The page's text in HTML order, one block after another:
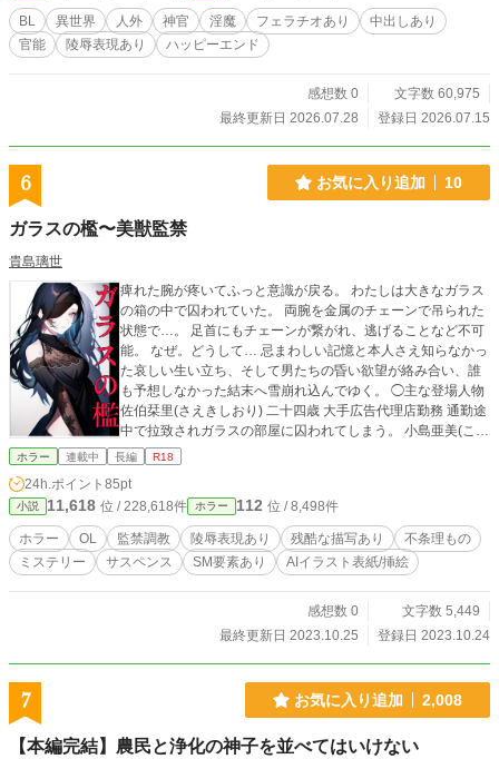
す。
BL 異世界 人外 神官 淫魔 フェラチオあり
中出しあり
官能
陵辱表現あり ハッピーエンド
感想数 0
文字数 60,975
最終更新日 2026.07.28
登録日 2026.07.15
6 お気に入り追加 10
ガラスの檻〜美獣監禁
貴島璃世
痺れた腕が疼いてふっと意識が戻る。 わたしは大きなガラス
の箱の中で囚われていた。 両腕を金属のチェーンで吊られた
状態で…。 足首にもチェーンが繋がれ、逃げることなど不可
能。 なぜ。どうして… 忌まわしい記憶と本人さえ知らなかっ
た哀しい生い立ち、そして男たちの昏い欲望が絡み合い、誰
も予想しなかった結末へ雪崩れ込んでゆく。 ◯主な登場人物
佐伯栞里(さえきしおり) 二十四歳 大手広告代理店勤務 通勤途
中で拉致されガラスの部屋に囚われてしまう。 小島亜美(こじ
まあみ) 佐伯栞里の同僚 仕事で栞里と連絡を取る必要があ
じゅんや) 栞里の弟 島田光一（しまだこういち） 栞里の義理
の兄 御厨智(みくりやさとし) 佐伯栞里の恋人 白岡大輝（しら
おかだいき） 東興大学附属病院長にして東興大学医学部学長
会員制倶楽部"Salon de Veronica persica" 総帥 "D"ディーと呼
ばれている。 白岡愛里紗（しらおかえりさ） 故人 白岡大輝
一郎（しんどうせいいちろう） 東央学藝大学美術部教授 島田
耕三（しまだこうぞう） 芸能プロダクション社長 島田光一の
輸入商社の海外営業部に勤務している。 工藤 Dの右腕
ホラー 連載中 長編 R18
24h.ポイント 85pt
小説 11,618 位 / 228,618件 ホラー 112 位 / 8,498件
ホラー OL 監禁調教 陵辱表現あり 残酷な描写あり
不条理もの
ミステリー
サスペンス SM要素あり AIイラスト表紙/挿絵
感想数 0
文字数 5,449
最終更新日 2023.10.25
登録日 2023.10.24
7 お気に入り追加 2,008
【本編完結】農民と浄化の神子を並べてはいけない